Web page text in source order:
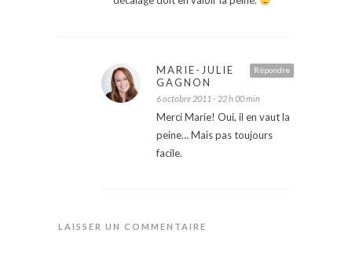
Répondre
MARIE-JULIE
GAGNON
6 octobre 2011 - 22 h 00 min
Merci Marie! Oui, il en vaut la
peine… Mais pas toujours
facile.
LAISSER UN COMMENTAIRE